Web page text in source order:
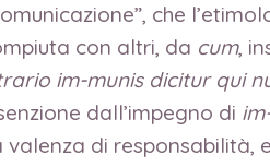
che
con altri, da cum,
im-munis dicitur qui
dall’impegno di
di responsabilità,